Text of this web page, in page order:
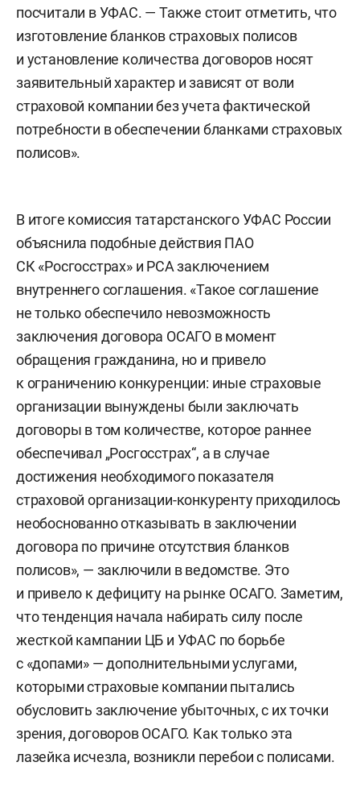
посчитали в УФАС. — Также стоит отметить, что
изготовление бланков страховых полисов
и установление количества договоров носят
заявительный характер и зависят от воли
страховой компании без учета фактической
потребности в обеспечении бланками страховых
полисов».
В итоге комиссия татарстанского УФАС России
объяснила подобные действия ПАО
СК «Росгосстрах» и РСА заключением
внутреннего соглашения. «Такое соглашение
не только обеспечило невозможность
заключения договора ОСАГО в момент
обращения гражданина, но и привело
к ограничению конкуренции: иные страховые
организации вынуждены были заключать
договоры в том количестве, которое раннее
обеспечивал „Росгосстрах“, а в случае
достижения необходимого показателя
страховой организации-конкуренту приходилось
необоснованно отказывать в заключении
договора по причине отсутствия бланков
полисов», — заключили в ведомстве. Это
и привело к дефициту на рынке ОСАГО. Заметим,
что тенденция начала набирать силу после
жесткой кампании ЦБ и УФАС по борьбе
с «допами» — дополнительными услугами,
которыми страховые компании пытались
обусловить заключение убыточных, с их точки
зрения, договоров ОСАГО. Как только эта
лазейка исчезла, возникли перебои с полисами.